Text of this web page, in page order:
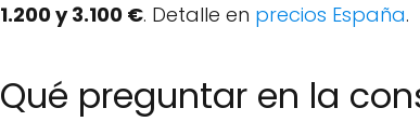
1.200 y 3.100 €. Detalle en precios España.
Qué preguntar en la